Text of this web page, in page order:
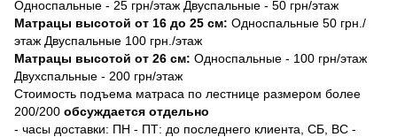
Односпальные - 25 грн/этаж Двуспальные - 50 грн/этаж
Матрацы высотой от 16 до 25 см: Односпальные 50 грн./
этаж Двуспальные 100 грн./этаж
Матрацы высотой от 26 см: Односпальные - 100 грн/этаж
Двухспальные - 200 грн/этаж
Стоимость подъема матраса по лестнице размером более
200/200 обсуждается отдельно
- часы доставки: ПН - ПТ: до последнего клиента, СБ, ВС -